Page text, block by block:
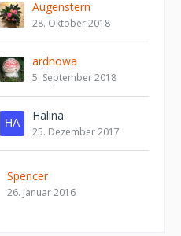
Augenstern
28. Oktober 2018
ardnowa
5. September 2018
Halina
25. Dezember 2017
Spencer
26. Januar 2016